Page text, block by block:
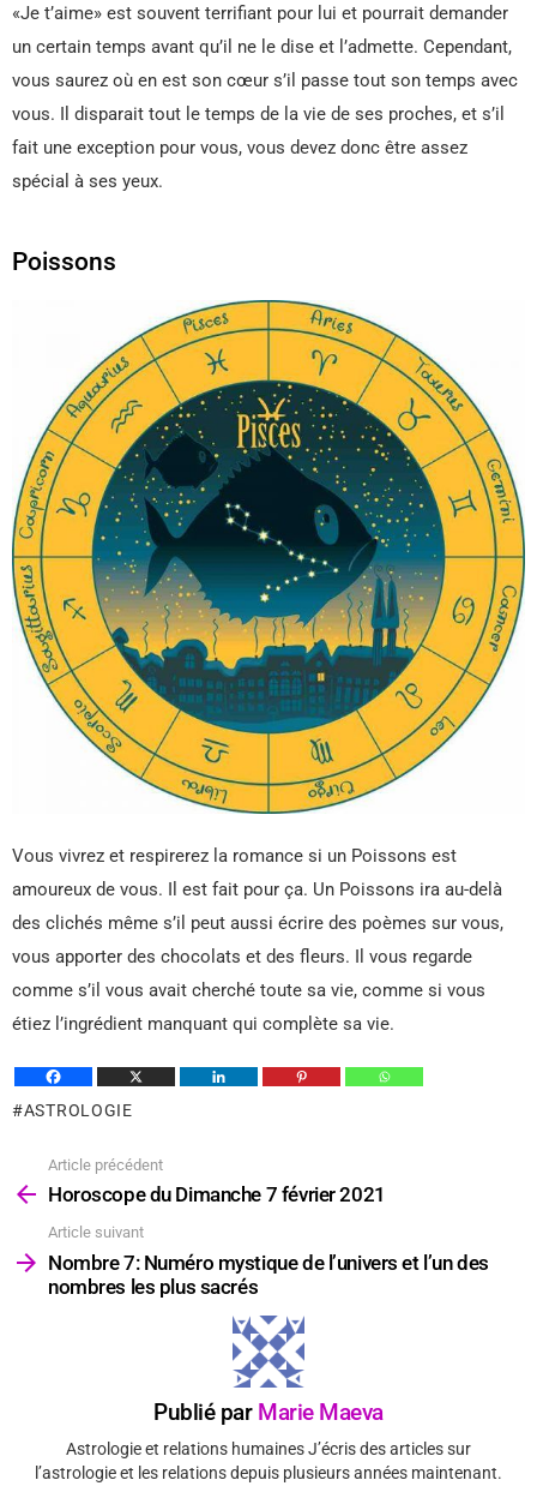
«Je t’aime» est souvent terrifiant pour lui et pourrait demander
un certain temps avant qu’il ne le dise et l’admette. Cependant,
vous saurez où en est son cœur s’il passe tout son temps avec
vous. Il disparait tout le temps de la vie de ses proches, et s’il
fait une exception pour vous, vous devez donc être assez
spécial à ses yeux.
Poissons
Vous vivrez et respirerez la romance si un Poissons est
amoureux de vous. Il est fait pour ça. Un Poissons ira au-delà
des clichés même s’il peut aussi écrire des poèmes sur vous,
vous apporter des chocolats et des fleurs. Il vous regarde
comme s’il vous avait cherché toute sa vie, comme si vous
étiez l’ingrédient manquant qui complète sa vie.
ASTROLOGIE
plus
Article précédent
Horoscope du Dimanche 7 février 2021
Article suivant
Nombre 7: Numéro mystique de l’univers et l’un des
nombres les plus sacrés
Publié par Marie Maeva
Astrologie et relations humaines J’écris des articles sur
l’astrologie et les relations depuis plusieurs années maintenant.